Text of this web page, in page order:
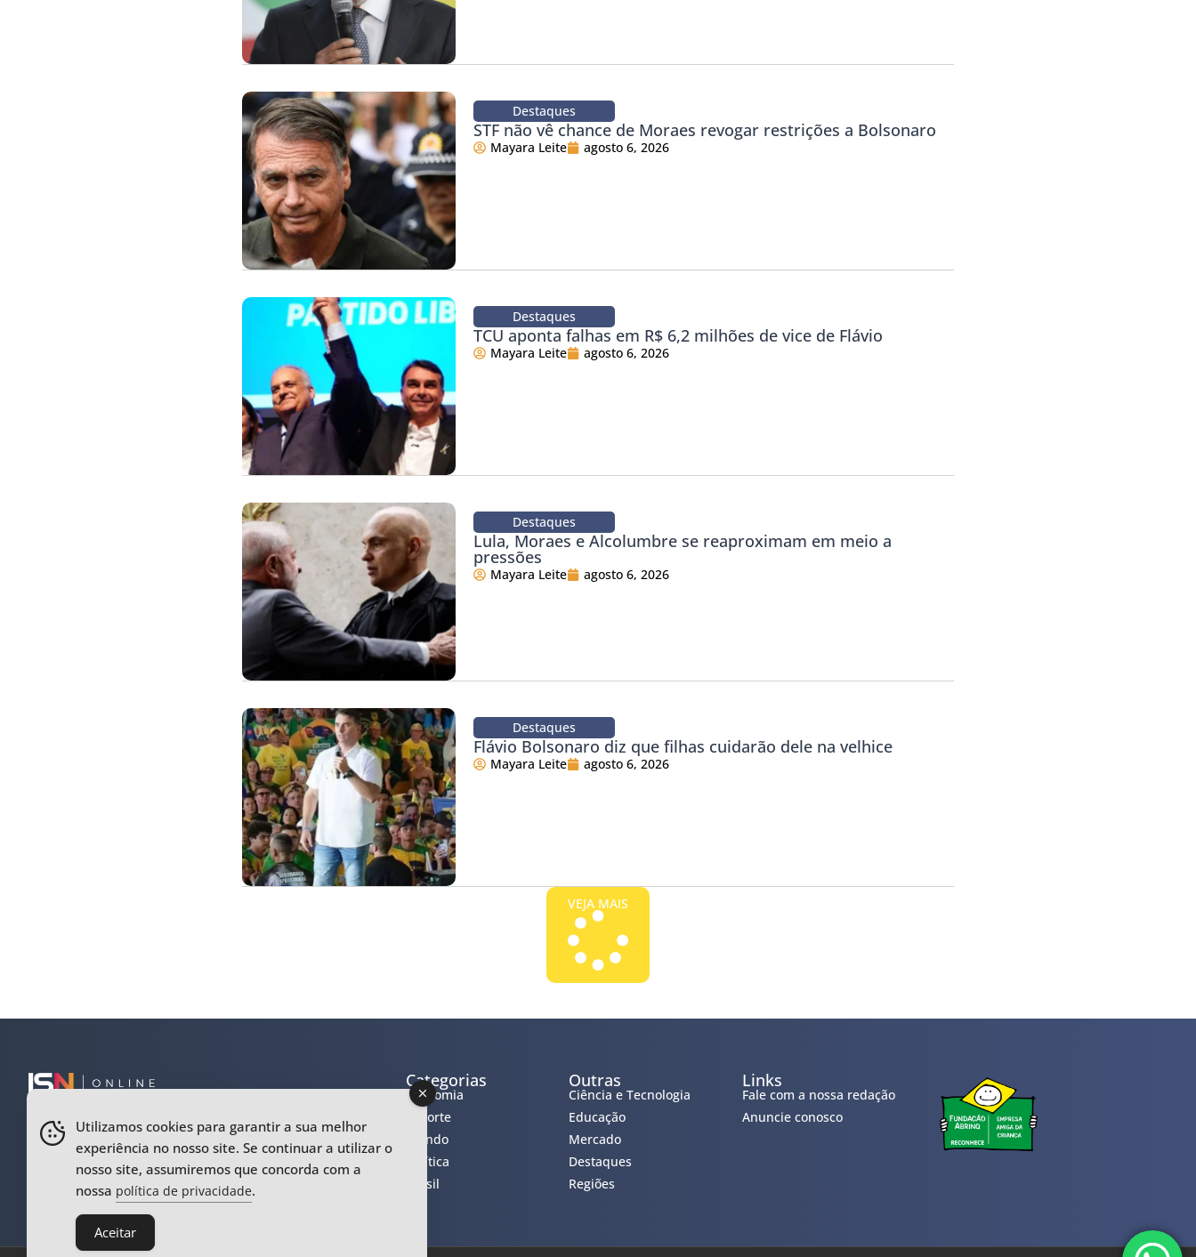
Destaques
STF não vê chance de Moraes revogar restrições a Bolsonaro
Mayara Leite agosto 6, 2026
Destaques
TCU aponta falhas em R$ 6,2 milhões de vice de Flávio
Mayara Leite agosto 6, 2026
Destaques
Lula, Moraes e Alcolumbre se reaproximam em meio a
pressões
Mayara Leite agosto 6, 2026
Destaques
Flávio Bolsonaro diz que filhas cuidarão dele na velhice
Mayara Leite agosto 6, 2026
VEJA MAIS
do mundo sobre política, esportes, entretenimento
e muito mais aqui neste site!
Categorias
Economia
Esporte
Mundo
Política
Brasil
Outras
Ciência e Tecnologia
Educação
Mercado
Destaques
Regiões
Links
Fale com a nossa redação
Anuncie conosco
Utilizamos cookies para garantir a sua melhor
experiência no nosso site. Se continuar a utilizar o
nosso site, assumiremos que concorda com a
nossa política de privacidade.
Aceitar